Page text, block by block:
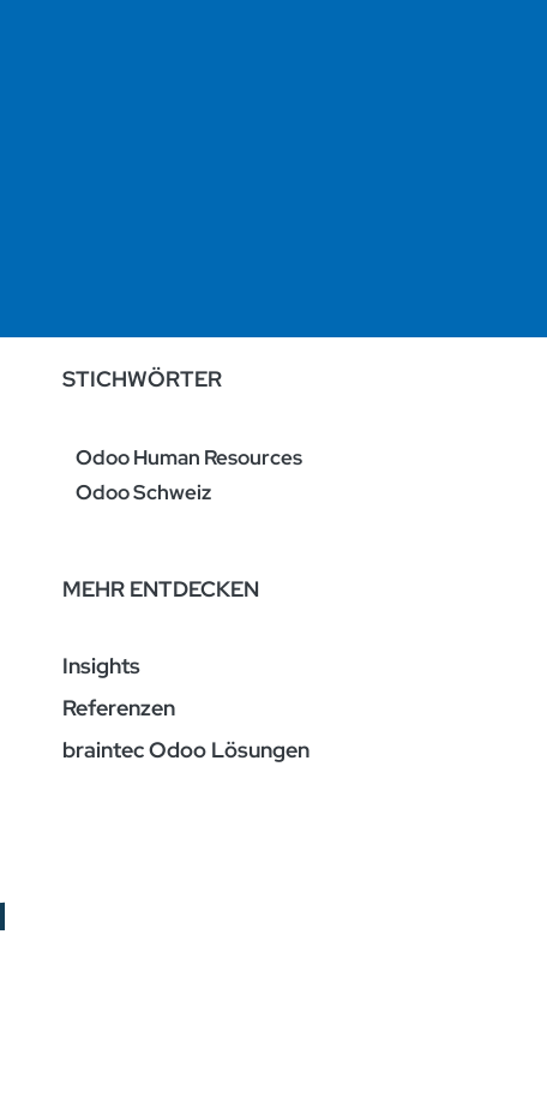
STICHWÖRTER
Odoo Human Resources
Odoo Schweiz
MEHR ENTDECKEN
Insights
Referenzen
braintec Odoo Lösungen